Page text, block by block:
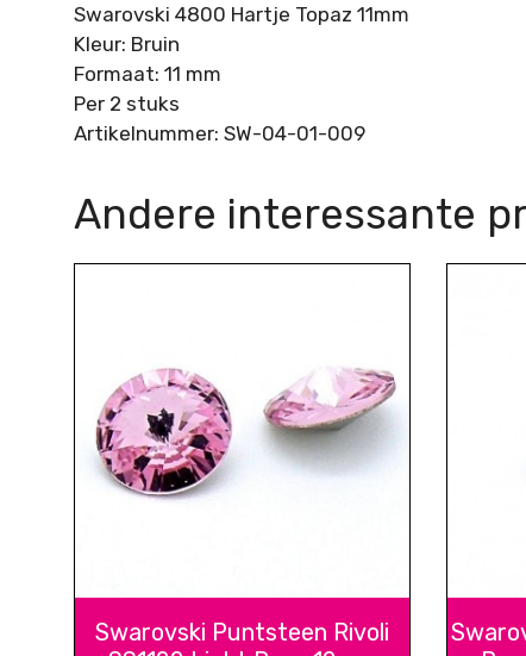
Swarovski 4800 Hartje Topaz 11mm
Kleur: Bruin
Formaat: 11 mm
Per 2 stuks
Artikelnummer: SW-04-01-009
Andere interessante
Swarovski Puntsteen Rivoli